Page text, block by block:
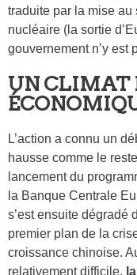
traduite par la mise
nucléaire (la sortie
gouvernement n’y est
UN CLIMAT
L’action a connu un
hausse comme le
lancement du
la Banque Centrale
s’est ensuite dégradé
premier plan de la
croissance chinoise.
relativement difficile,